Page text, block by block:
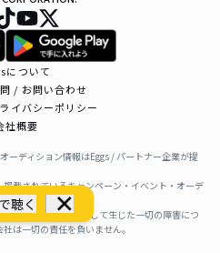
聴く
について
/ お問い合わせ
イバシーポリシー
社概要
ーディション情報はEggs / パートナー企業が提
載されているキャンペーン・イベント・オーデ
ィション情報を利用して生じた一切の障害につ
は一切の責任を負いません。